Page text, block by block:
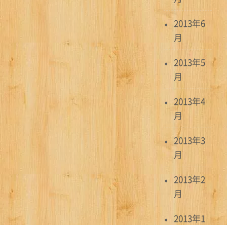
2013年6
月
2013年5
月
2013年4
月
2013年3
月
2013年2
月
2013年1